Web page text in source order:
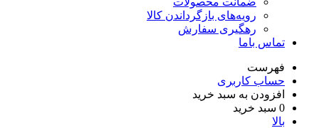
رویه‌های بازگرداندن کالا
رهگیری سفارش
تماس باما
فهرست
حساب کاربری
افزودن به سبد خرید
0 سبد خرید
بالا